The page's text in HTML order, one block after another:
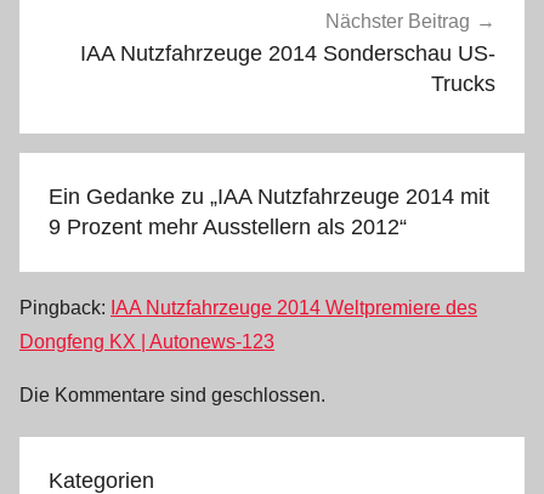
Nächster Beitrag
IAA Nutzfahrzeuge 2014 Sonderschau US-
Trucks
Ein Gedanke zu „IAA Nutzfahrzeuge 2014 mit
9 Prozent mehr Ausstellern als 2012“
Pingback: IAA Nutzfahrzeuge 2014 Weltpremiere des
Dongfeng KX | Autonews-123
Die Kommentare sind geschlossen.
Kategorien